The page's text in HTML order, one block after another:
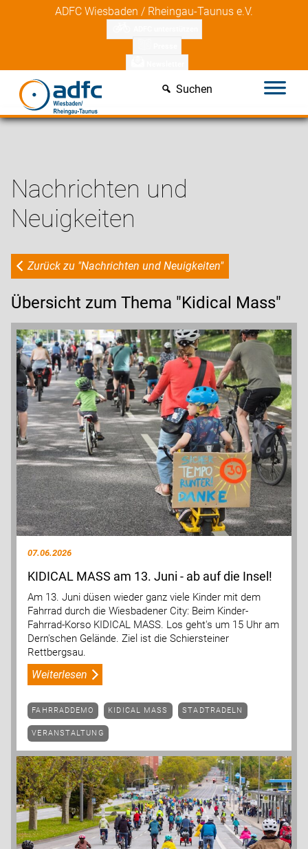
ADFC Wiesbaden / Rheingau-Taunus e.V.
Suchen
Nachrichten und
Neuigkeiten
Zurück zu "Nachrichten und Neuigkeiten"
Übersicht zum Thema "Kidical Mass"
07.06.2026
KIDICAL MASS am 13. Juni - ab auf die Insel!
Am 13. Juni düsen wieder ganz viele Kinder mit dem
Fahrrad durch die Wiesbadener City: Beim Kinder-
Fahrrad-Korso KIDICAL MASS. Los geht's um 15 Uhr am
Dern'schen Gelände. Ziel ist die Schiersteiner
Rettbergsau.
Weiterlesen
FAHRRADDEMO KIDICAL MASS STADTRADELN
VERANSTALTUNG